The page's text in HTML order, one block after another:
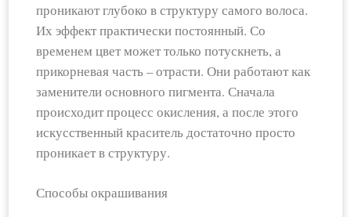
проникают глубоко в структуру самого волоса.
Их эффект практически постоянный. Со
временем цвет может только потускнеть, а
прикорневая часть – отрасти. Они работают как
заменители основного пигмента. Сначала
происходит процесс окисления, а после этого
искусственный краситель достаточно просто
проникает в структуру.
Способы окрашивания